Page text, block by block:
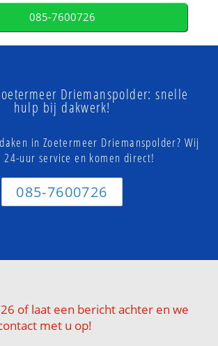
085-7600726
Driemanspolder: snelle
hulp bij dakwerk!
in Zoetermeer Driemanspolder? Wij
24-uur service en komen direct!
085-7600726
of laat een bericht achter en we
met u op!